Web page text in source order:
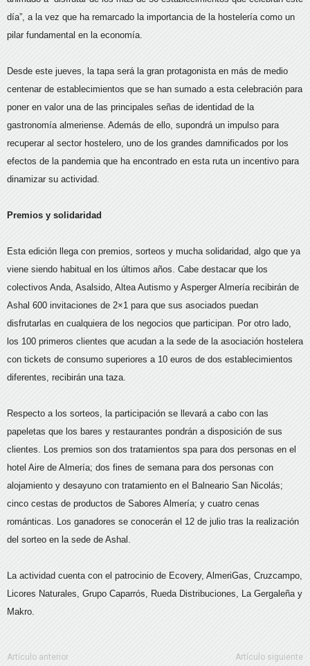
día”, a la vez que ha remarcado la importancia de la hostelería como un
pilar fundamental en la economía.
Desde este jueves, la tapa será la gran protagonista en más de medio
centenar de establecimientos que se han sumado a esta celebración para
poner en valor una de las principales señas de identidad de la
gastronomía almeriense. Además de ello, supondrá un impulso para
recuperar al sector hostelero, uno de los grandes damnificados por los
efectos de la pandemia que ha encontrado en esta ruta un incentivo para
dinamizar su actividad.
Premios y solidaridad
Esta edición llega con premios, sorteos y mucha solidaridad, algo que ya
viene siendo habitual en los últimos años. Cabe destacar que los
colectivos Anda, Asalsido, Altea Autismo y Asperger Almería recibirán de
Ashal 600 invitaciones de 2×1 para que sus asociados puedan
disfrutarlas en cualquiera de los negocios que participan. Por otro lado,
los 100 primeros clientes que acudan a la sede de la asociación hostelera
con tickets de consumo superiores a 10 euros de dos establecimientos
diferentes, recibirán una taza.
Respecto a los sorteos, la participación se llevará a cabo con las
papeletas que los bares y restaurantes pondrán a disposición de sus
clientes. Los premios son dos tratamientos spa para dos personas en el
hotel Aire de Almería; dos fines de semana para dos personas con
alojamiento y desayuno con tratamiento en el Balneario San Nicolás;
cinco cestas de productos de Sabores Almería; y cuatro cenas
románticas. Los ganadores se conocerán el 12 de julio tras la realización
del sorteo en la sede de Ashal.
La actividad cuenta con el patrocinio de Ecovery, AlmeriGas, Cruzcampo,
Licores Naturales, Grupo Caparrós, Rueda Distribuciones, La Gergaleña y
Makro.
Artículo anterior Artículo siguiente